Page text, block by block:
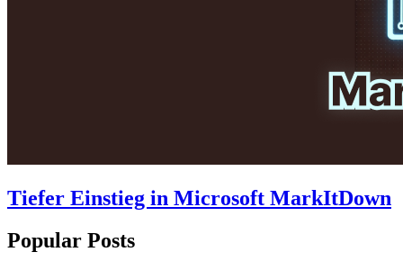
Tiefer Einstieg in Microsoft MarkItDown
Popular Posts